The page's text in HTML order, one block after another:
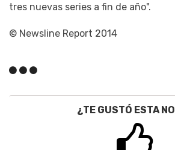
tres nuevas series a fin de año".
© Newsline Report 2014
¿TE GUSTÓ ESTA